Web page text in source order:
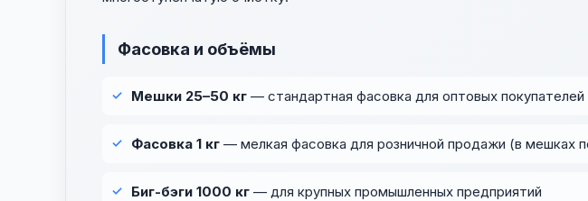
Фасовка и объёмы
Мешки 25–50 кг — стандартная фасовка для оптовых покупателей
Фасовка 1 кг — мелкая фасовка для розничной продажи (в мешках
Биг-бэги 1000 кг — для крупных промышленных предприятий